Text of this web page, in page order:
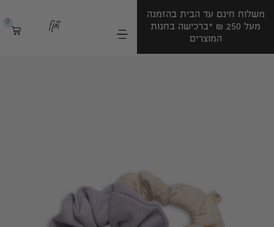
משלוח חינם עד הבית בהזמנה
מעל 250 ‏₪ *ברכישה בחנות
המוצרים
בהרשמה לניוזלטר שלנו (:
0